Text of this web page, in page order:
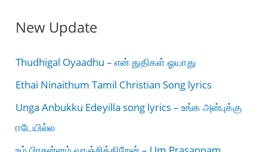
New Update
Thudhigal Oyaadhu – என் துதிகள் ஓயாது
Ethai Ninaithum Tamil Christian Song lyrics
Unga Anbukku Edeyilla song lyrics – உங்க அன்புக்கு
ஈடேயில்ல